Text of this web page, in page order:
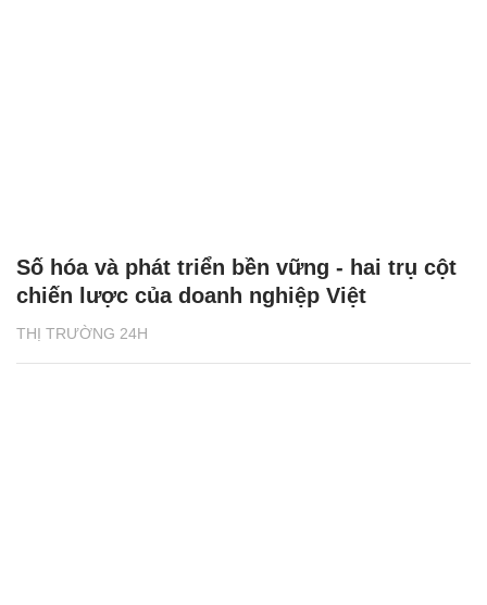
THỊ TRƯỜNG 24H
Số hóa và phát triển bền vững - hai trụ cột
chiến lược của doanh nghiệp Việt